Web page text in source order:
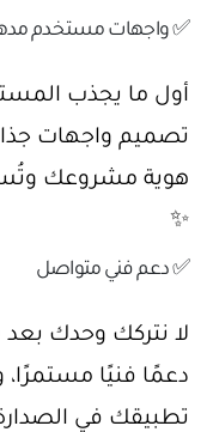
✅ واجهات مستخدم
أول ما يجذب
تصميم واجهات
هوية مشروعك
✨
✅ دعم فني متواصل
لا نتركك وحدك
دعمًا فنيًا
تطبيقك في